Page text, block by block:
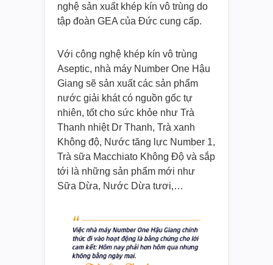
nghệ sản xuất khép kín vô trùng do
tập đoàn GEA của Đức cung cấp.
Với công nghệ khép kín vô trùng
Aseptic, nhà máy Number One Hậu
Giang sẽ sản xuất các sản phẩm
nước giải khát có nguồn gốc tự
nhiên, tốt cho sức khỏe như Trà
Thanh nhiệt Dr Thanh, Trà xanh
Không độ, Nước tăng lực Number 1,
Trà sữa Macchiato Không Độ và sắp
tới là những sản phẩm mới như
Sữa Dừa, Nước Dừa tươi,…